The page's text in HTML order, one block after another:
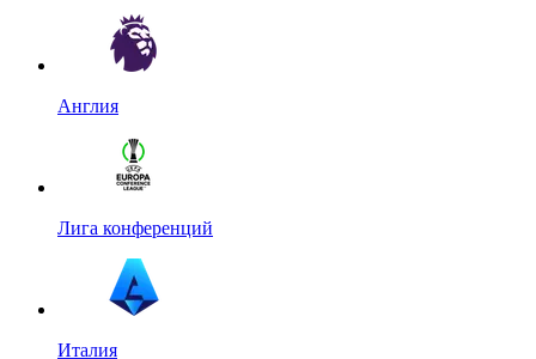
Англия
Лига конференций
Италия